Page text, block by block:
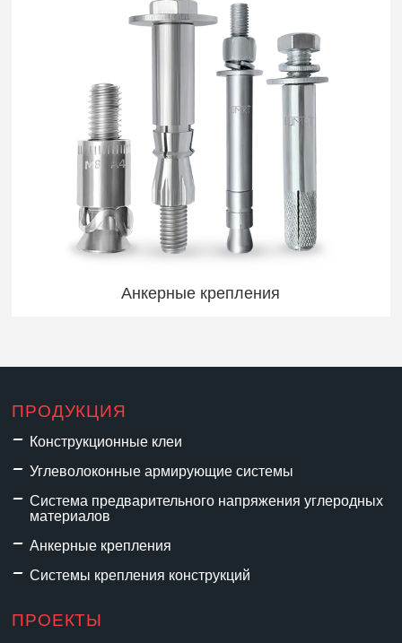
Анкерные крепления
ПРОДУКЦИЯ
Конструкционные клеи
Углеволоконные армирующие системы
Система предварительного напряжения углеродных
материалов
Анкерные крепления
Системы крепления конструкций
ПРОЕКТЫ